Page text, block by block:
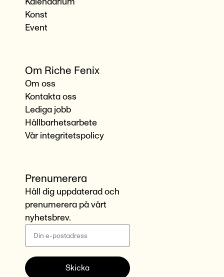
Kalendarium
Konst
Event
Om Riche Fenix
Om oss
Kontakta oss
Lediga jobb
Hållbarhetsarbete
Vår integritetspolicy
Prenumerera
Håll dig uppdaterad och
prenumerera på vårt
nyhetsbrev.
Skicka